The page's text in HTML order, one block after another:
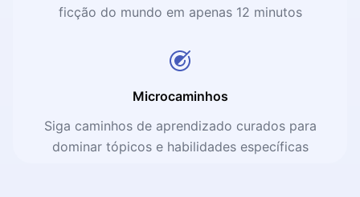
ficção do mundo em apenas 12 minutos
Microcaminhos
Siga caminhos de aprendizado curados para
dominar tópicos e habilidades específicas